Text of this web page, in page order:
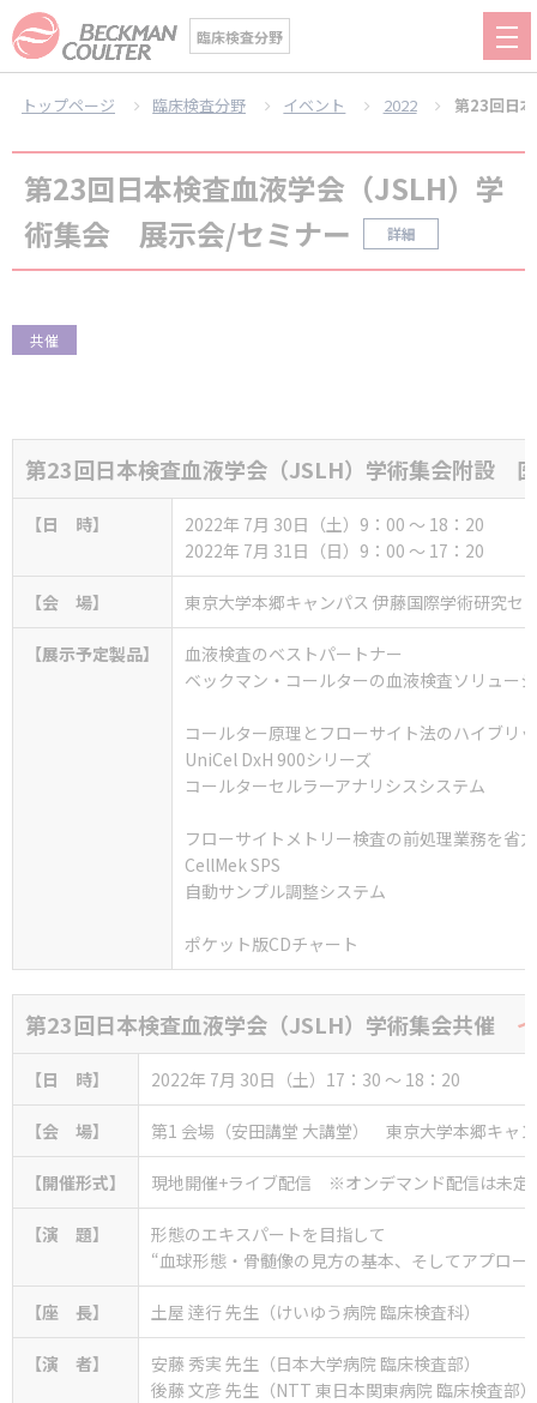
臨床検査分野
トップページ 臨床検査分野 イベント 2022 第23回日
第23回日本検査血液学会（JSLH）学
術集会 展示会/セミナー
詳細
共催
第23回日本検査血液学会（JSLH）学術集会附設
【日 時】
2022年 7月 30日（土）9：00 ～ 18：20
2022年 7月 31日（日）9：00 ～ 17：20
【会 場】 東京大学本郷キャンパス 伊藤国際学術研究
【展示予定製品】
血液検査のベストパートナー
ベックマン・コールターの血液検査ソリュー
コールター原理とフローサイト法のハイブリ
UniCel DxH 900シリーズ
コールターセルラーアナリシスシステム
フローサイトメトリー検査の前処理業務を省
CellMek SPS
自動サンプル調整システム
ポケット版CDチャート
第23回日本検査血液学会（JSLH）学術集会共催
【日 時】 2022年 7月 30日（土）17：30 ～ 18：20
【会 場】 第1 会場（安田講堂 大講堂） 東京大学本郷キャ
【開催形式】 現地開催+ライブ配信 ※オンデマンド配信は未定
【演 題】
形態のエキスパートを目指して
“血球形態・骨髄像の見方の基本、そしてアプロー
【座 長】 土屋 逹行 先生（けいゆう病院 臨床検査科）
【演 者】
安藤 秀実 先生（日本大学病院 臨床検査部）
後藤 文彦 先生（NTT 東日本関東病院 臨床検査部）